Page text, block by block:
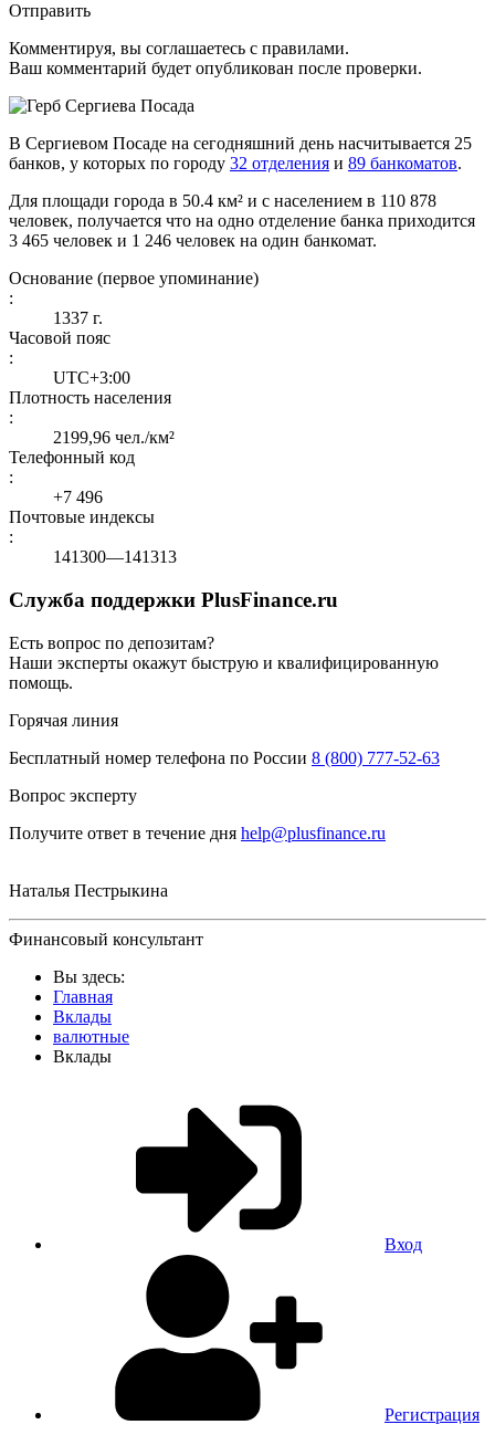
Отправить
Комментируя, вы соглашаетесь c правилами.
Ваш комментарий будет опубликован после проверки.
В Сергиевом Посаде на сегодняшний день насчитывается 25
банков, у которых по городу 32 отделения и 89 банкоматов.
Для площади города в 50.4 км² и с населением в 110 878
человек, получается что на одно отделение банка приходится
3 465 человек и 1 246 человек на один банкомат.
Основание (первое упоминание)
:
1337 г.
Часовой пояс
:
UTC+3:00
Плотность населения
:
2199,96 чел./км²
Телефонный код
:
+7 496
Почтовые индексы
:
141300—141313
Служба поддержки PlusFinance.ru
Есть вопрос по депозитам?
Наши эксперты окажут быструю и квалифицированную
помощь.
Горячая линия
Бесплатный номер телефона по России 8 (800) 777-52-63
Вопрос эксперту
Получите ответ в течение дня help@plusfinance.ru
Наталья Пестрыкина
Финансовый консультант
Вы здесь:
Главная
Вклады
валютные
Вклады
Вход
Регистрация